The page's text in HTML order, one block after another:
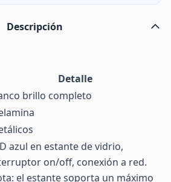
Descripción
Detalle
brillo completo
azul en estante de vidrio,
on/off, conexión a red.
el estante soporta un máximo